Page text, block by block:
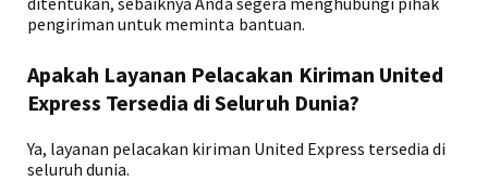
pengiriman untuk meminta bantuan.
Apakah Layanan Pelacakan Kiriman United
Express Tersedia di Seluruh Dunia?
Ya, layanan pelacakan kiriman United Express tersedia di
seluruh dunia.